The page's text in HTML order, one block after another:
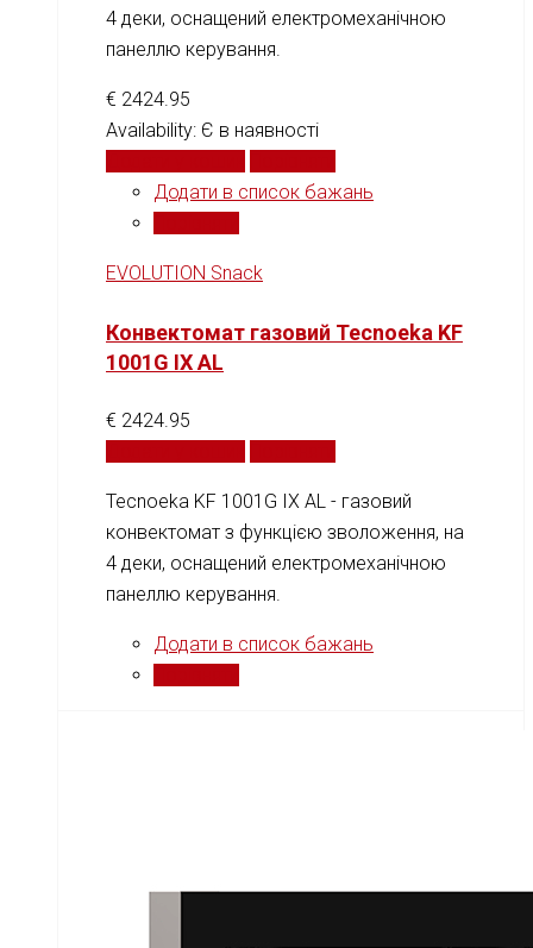
4 деки, оснащений електромеханічною
панеллю керування.
€ 2424.95
Availability: Є в наявності
Додати в список бажань
EVOLUTION Snack
Конвектомат газовий Tecnoeka KF
1001G IX AL
€ 2424.95
Tecnoeka KF 1001G IX AL - газовий
конвектомат з функцією зволоження, на
4 деки, оснащений електромеханічною
панеллю керування.
Додати в список бажань